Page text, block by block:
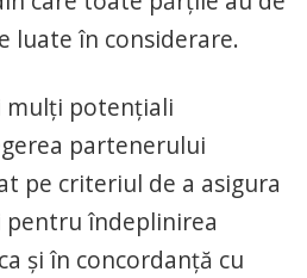
luate în considerare.
mulți potențiali
partenerului
pe criteriul de a asigura
îndeplinirea
și în concordanță cu